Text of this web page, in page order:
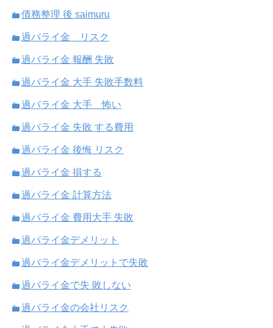
債務整理 後 saimuru
過バライ金 リスク
過バライ金 報酬 失敗
過バライ金 大手 失敗手数料
過バライ金 大手 怖い
過バライ金 失敗 する費用
過バライ金 後悔 リスク
過バライ金 損する
過バライ金 計算方法
過バライ金 費用大手 失敗
過バライ金デメリット
過バライ金デメリットで失敗
過バライ金で失 敗しない
過バライ金の会社リスク